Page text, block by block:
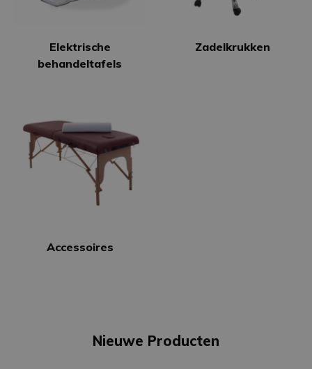
Elektrische
behandeltafels
Zadelkrukken
Accessoires
Nieuwe Producten